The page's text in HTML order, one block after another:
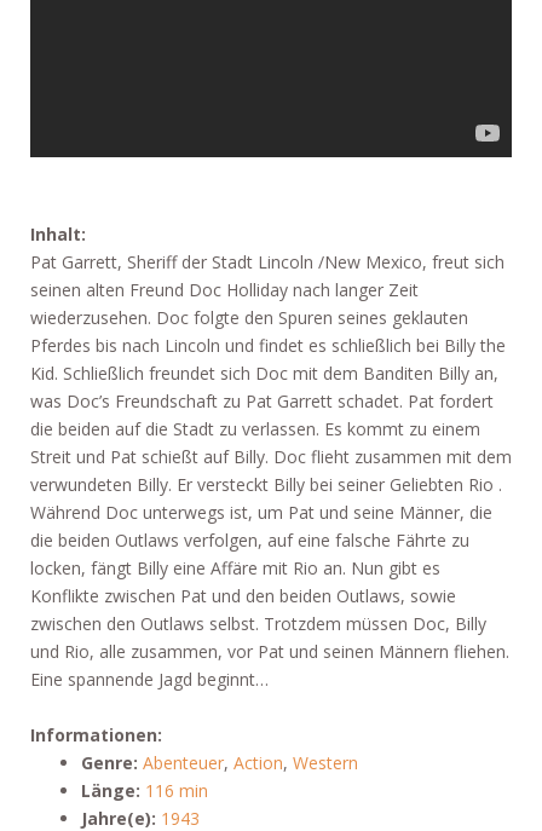
Inhalt:
Pat Garrett, Sheriff der Stadt Lincoln /New Mexico, freut sich
seinen alten Freund Doc Holliday nach langer Zeit
wiederzusehen. Doc folgte den Spuren seines geklauten
Pferdes bis nach Lincoln und findet es schließlich bei Billy the
Kid. Schließlich freundet sich Doc mit dem Banditen Billy an,
was Doc’s Freundschaft zu Pat Garrett schadet. Pat fordert
die beiden auf die Stadt zu verlassen. Es kommt zu einem
Streit und Pat schießt auf Billy. Doc flieht zusammen mit dem
verwundeten Billy. Er versteckt Billy bei seiner Geliebten Rio .
Während Doc unterwegs ist, um Pat und seine Männer, die
die beiden Outlaws verfolgen, auf eine falsche Fährte zu
locken, fängt Billy eine Affäre mit Rio an. Nun gibt es
Konflikte zwischen Pat und den beiden Outlaws, sowie
zwischen den Outlaws selbst. Trotzdem müssen Doc, Billy
und Rio, alle zusammen, vor Pat und seinen Männern fliehen.
Eine spannende Jagd beginnt…
Informationen:
Genre: Abenteuer, Action, Western
Länge: 116 min
Jahre(e): 1943